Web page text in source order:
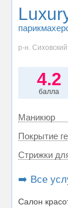
р-н. Сиховский
4.2
балла
Маникюр
Покрытие
Стрижки
➡️ Все
Салон